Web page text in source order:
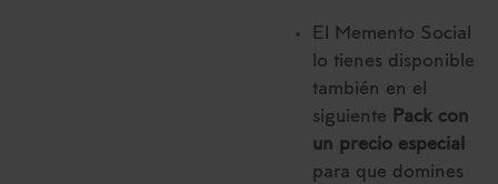
El Memento Social
lo tienes disponible
también en el
siguiente Pack con
un precio especial
para que domines